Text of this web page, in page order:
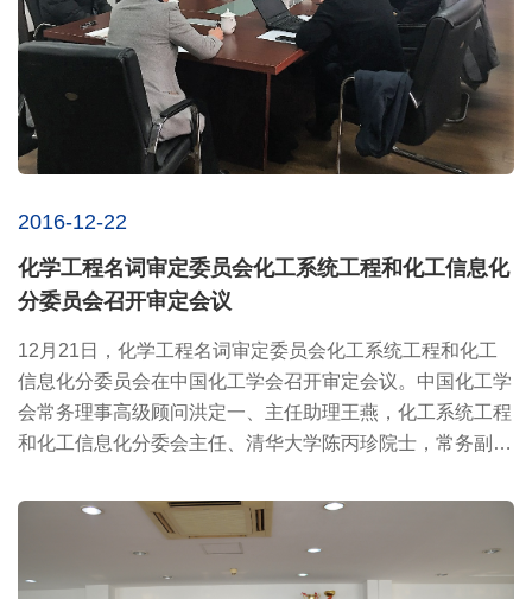
2016-12-22
化学工程名词审定委员会化工系统工程和化工信息化
分委员会召开审定会议
12月21日，化学工程名词审定委员会化工系统工程和化工
信息化分委员会在中国化工学会召开审定会议。中国化工学
会常务理事高级顾问洪定一、主任助理王燕，化工系统工程
和化工信息化分委会主任、清华大学陈丙珍院士，常务副主